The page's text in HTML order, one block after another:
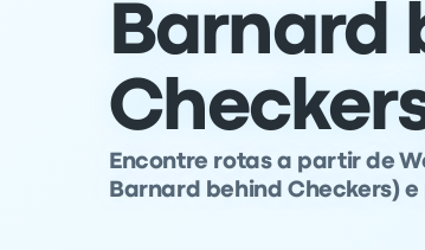
Barnard
Encontre rotas a partir de
Barnard behind Checkers)